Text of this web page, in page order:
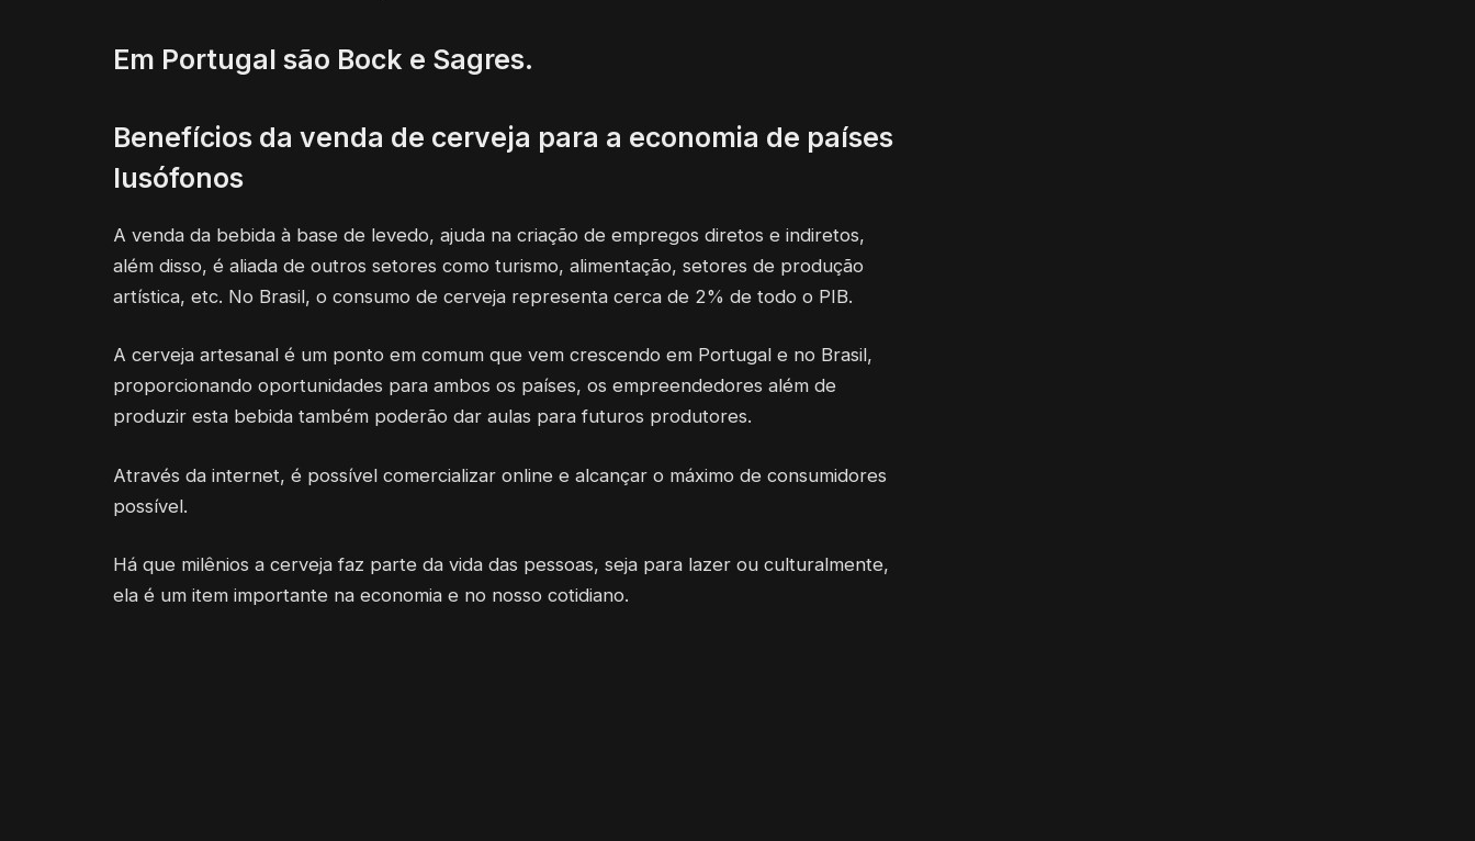
Em Portugal são Bock e Sagres.
Benefícios da venda de cerveja para a economia de países
lusófonos
A venda da bebida à base de levedo, ajuda na criação de empregos diretos e indiretos,
além disso, é aliada de outros setores como turismo, alimentação, setores de produção
artística, etc. No Brasil, o consumo de cerveja representa cerca de 2% de todo o PIB.
A cerveja artesanal é um ponto em comum que vem crescendo em Portugal e no Brasil,
proporcionando oportunidades para ambos os países, os empreendedores além de
produzir esta bebida também poderão dar aulas para futuros produtores.
Através da internet, é possível comercializar online e alcançar o máximo de consumidores
possível.
Há que milênios a cerveja faz parte da vida das pessoas, seja para lazer ou culturalmente,
ela é um item importante na economia e no nosso cotidiano.